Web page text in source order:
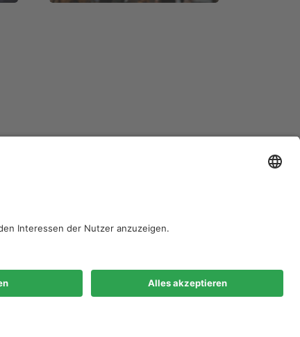
Sächsischen Landtag
Haushaltes.